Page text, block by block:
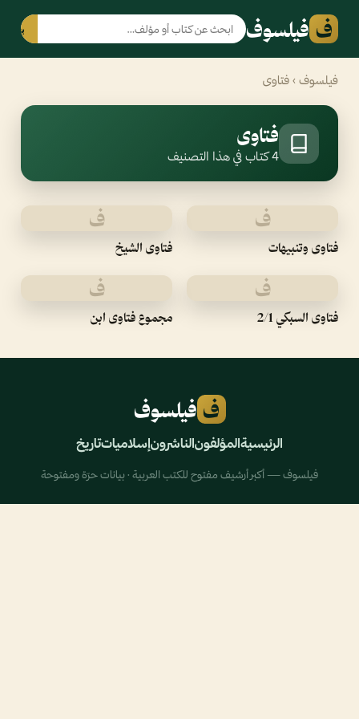
ف فيلسوف بحث
فيلسوف › فتاوى
فتاوى
4 كتاب في هذا التصنيف
ف
فتاوى وتنبيهات
ف
فتاوى الشيخ
ف
فتاوى السبكي 2/1
ف
مجموع فتاوى ابن
ف فيلسوف
الرئيسيةالمؤلفونالناشرونإسلامياتتاريخ
فيلسوف — أكبر أرشيف مفتوح للكتب العربية · بيانات حرّة ومفتوحة